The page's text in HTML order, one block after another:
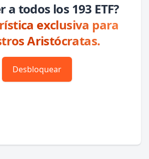
a todos los 193 ETF?
exclusiva para
Aristócratas.
Desbloquear